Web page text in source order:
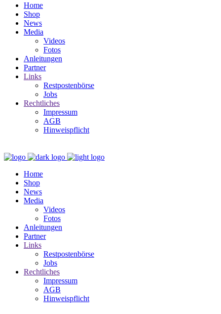
Home
Shop
News
Media
Videos
Fotos
Anleitungen
Partner
Links
Restpostenbörse
Jobs
Rechtliches
Impressum
AGB
Hinweispflicht
Home
Shop
News
Media
Videos
Fotos
Anleitungen
Partner
Links
Restpostenbörse
Jobs
Rechtliches
Impressum
AGB
Hinweispflicht